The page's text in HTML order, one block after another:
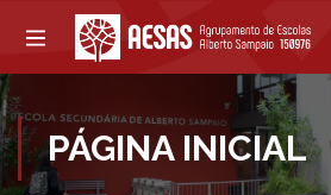
PÁGINA INICIAL